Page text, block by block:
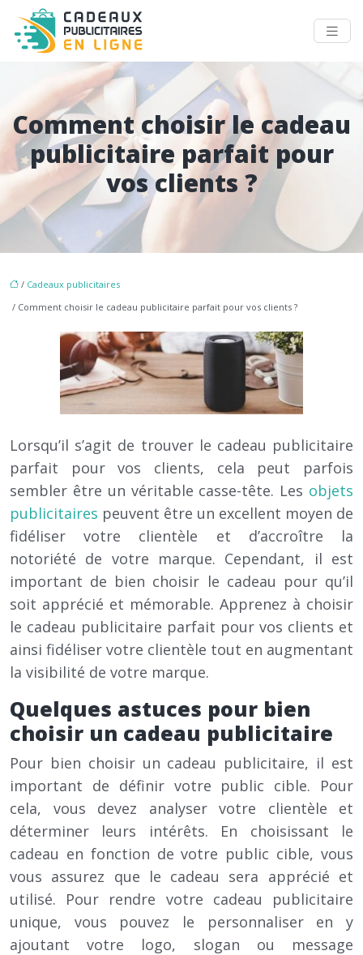
Comment choisir le cadeau
publicitaire parfait pour
vos clients ?
/ Cadeaux publicitaires
/ Comment choisir le cadeau publicitaire parfait pour vos clients ?
Lorsqu’il s’agit de trouver le cadeau publicitaire
parfait pour vos clients, cela peut parfois
sembler être un véritable casse-tête. Les objets
publicitaires peuvent être un excellent moyen de
fidéliser votre clientèle et d’accroître la
notoriété de votre marque. Cependant, il est
important de bien choisir le cadeau pour qu’il
soit apprécié et mémorable. Apprenez à choisir
le cadeau publicitaire parfait pour vos clients et
ainsi fidéliser votre clientèle tout en augmentant
la visibilité de votre marque.
Quelques astuces pour bien
choisir un cadeau publicitaire
Pour bien choisir un cadeau publicitaire, il est
important de définir votre public cible. Pour
cela, vous devez analyser votre clientèle et
déterminer leurs intérêts. En choisissant le
cadeau en fonction de votre public cible, vous
vous assurez que le cadeau sera apprécié et
utilisé. Pour rendre votre cadeau publicitaire
unique, vous pouvez le personnaliser en y
ajoutant votre logo, slogan ou message